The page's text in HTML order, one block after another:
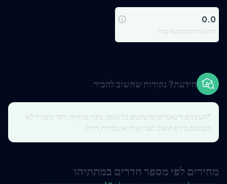
0.0
התשואה הממוצעת בעיר
הידעת? נקודות שחשוב להכיר
*הנתונים דינאמיים ומשתנים כל הזמן, בקרו בדף זה יותר בשביל לא
לפספס מידע חשוב לפני קניה או מכירת דירה.
מחירים לפי מספר חדרים במתתיהו